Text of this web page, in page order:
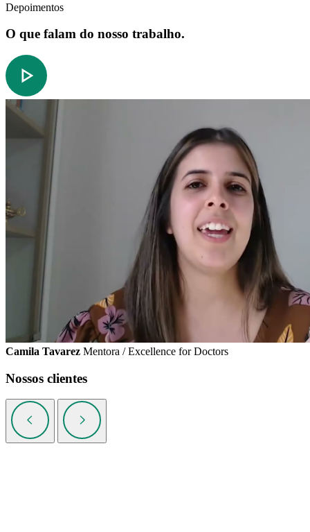
Depoimentos
O que falam do nosso trabalho.
Camila Tavarez Mentora / Excellence for Doctors
Nossos clientes